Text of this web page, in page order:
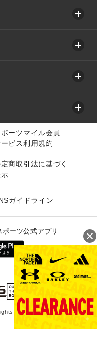
ポーツマイル会員
ビス利用規約
商取引法に基づく
ガイドライン
ーツ公式アプリ
Reserved.